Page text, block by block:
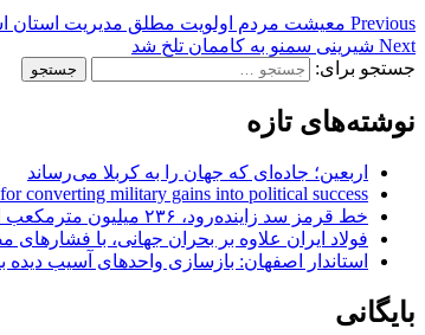
Previous معیشت مردم اولویت مطلق مدیریت استان
Next شیرینی سمنو به کاممان تلخ شد
جستجو برای:
نوشته‌های تازه
اربعین؛ جاده‌ای که جهان را به کربلا می‌رساند
converting military gains into political success
خط قرمز سد زاینده‌رود، ۲۳۶ میلیون مترمکعب است
فولاد ایران علاوه بر بحران جهانی، با
استاندار اصفهان: بازسازی واحدهای آسیب
بایگانی